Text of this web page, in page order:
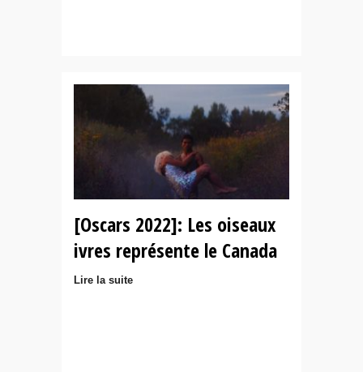
[Oscars 2022]: Les oiseaux
ivres représente le Canada
Lire la suite